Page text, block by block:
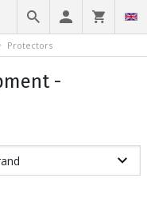
Protectors
-